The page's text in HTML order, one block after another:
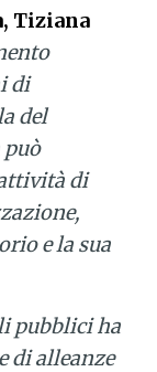
Tiziana
di
del
di
e la sua
pubblici ha
di alleanze